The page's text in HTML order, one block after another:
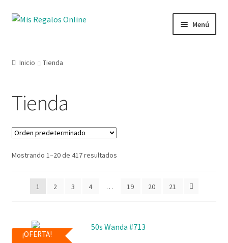
Menú
Secciones
Ofertas
Novedades
Lista de deseos
Contacto
Inicio Tienda
Tienda
Mostrando 1–20 de 417 resultados
1 2 3 4 … 19 20 21
¡OFERTA!